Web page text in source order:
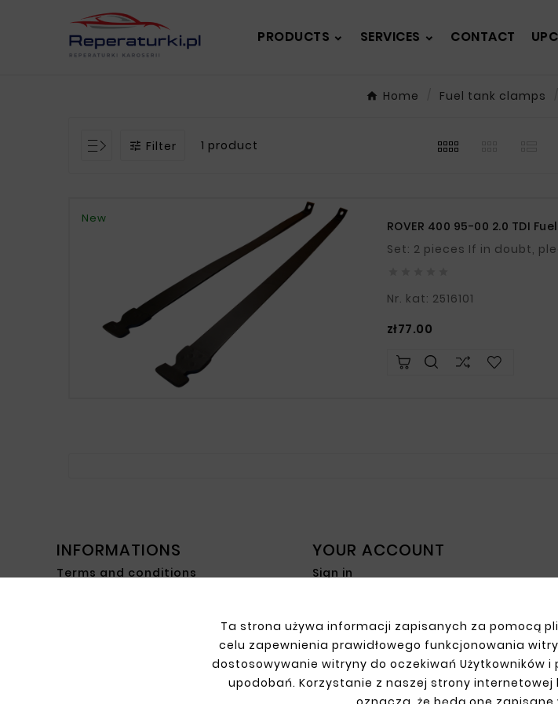
Ta strona używa informacji zapisanych za pomocą
celu zapewnienia prawidłowego funkcjonowania
dostosowywanie witryny do oczekiwań Użytkowników
upodobań. Korzystanie z naszej strony
PRODUCTS SERVICES CONTACT
Home Fuel tank clamps
 Filter 1 product
New
ROVER 400 95-00 2.0 TDI
Set: 2 pieces If in
Nr. kat: 2516101
zł77.00
INFORMATIONS
Terms and conditions
YOUR ACCOUNT
Sign in
My orders